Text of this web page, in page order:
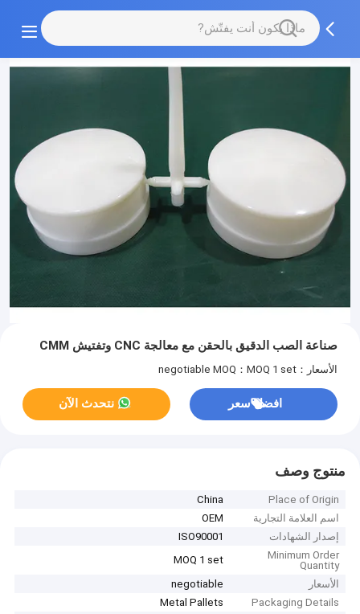
صناعة الصب الدقيق بالحقن مع معالجة CNC وتفتيش CMM
الأسعار：negotiable MOQ：MOQ 1 set
افضل سعر نتحدث الآن
منتوج وصف
Place of Origin
China
اسم العلامة التجارية
OEM
إصدار الشهادات
ISO90001
Minimum Order
Quantity
MOQ 1 set
الأسعار
negotiable
Packaging Details
Metal Pallets